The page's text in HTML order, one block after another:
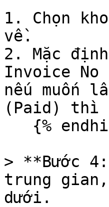
1. Chọn
về.
2. Mặc
Invoice No
nếu muốn
(Paid) thì
> **Bước
trung gian,
dưới.